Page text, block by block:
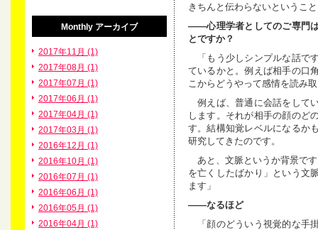
Monthly アーカイブ
2017年11月 (1)
2017年08月 (1)
2017年07月 (1)
2017年06月 (1)
2017年04月 (1)
2017年03月 (1)
2016年12月 (1)
2016年10月 (1)
2016年07月 (1)
2016年06月 (1)
2016年05月 (1)
2016年04月 (1)
きちんと伝わらないというこ
――心理学者としてのご専門
とですか？
「もう少しシンプルな話で
ているかと。例えば相手の口
こからどうやって感情を読み
例えば、普通に会話をして
します。それが相手の顔のど
す。結構知覚レベルになるか
研究してきたのです。
あと、文脈というか背景で
を亡くしたばかり」という文
ます」
――なるほど
「顔のどういう視覚的な手